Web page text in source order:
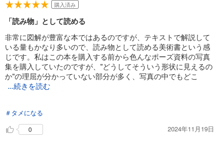
購入済み
「読み物」として読める
非常に図解が豊富な本ではあるのですが、テキストで解説して
いる量もかなり多いので、読み物として読める美術書という感
じです。私はこの本を購入する前から色んなポーズ資料の写真
集を購入していたのですが、"どうしてそういう形状に見えるの
か"の理屈が分かっていない部分が多く、写真の中でもどこ
...続きを読む
れている「ランドマーク(目印)」という考え方によって、この
部分を抑えればいいというのが明確になったように思います
し、資料なしで描く時も「これはこう繋がってるからこういう
＃タメになる
0
2024年11月19日